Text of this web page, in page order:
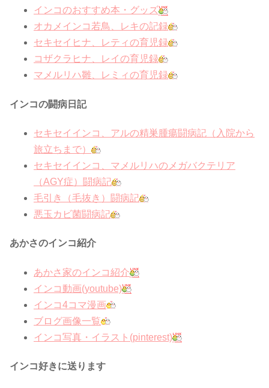
インコのおすすめ本・グッズ
オカメインコ若鳥、レキの記録
セキセイヒナ、レティの育児録
コザクラヒナ、レイの育児録
マメルリハ雛、レミィの育児録
インコの闘病日記
セキセイインコ、アルの精巣腫瘍闘病記（入院から
旅立ちまで）
セキセイインコ、マメルリハのメガバクテリア
（AGY症）闘病記
毛引き（毛抜き）闘病記
悪玉カビ菌闘病記
あかさのインコ紹介
あかさ家のインコ紹介
インコ動画(youtube)
インコ4コマ漫画
ブログ画像一覧
インコ写真・イラスト(pinterest)
インコ好きに送ります